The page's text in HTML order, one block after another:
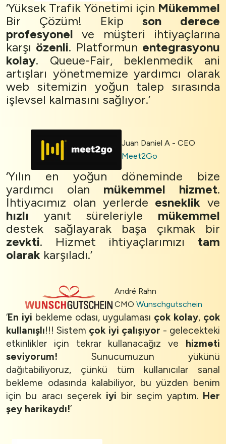
‘Yüksek Trafik Yönetimi için Mükemmel
Bir Çözüm! Ekip son derece
profesyonel ve müşteri ihtiyaçlarına
karşı özenli. Platformun entegrasyonu
kolay. Queue-Fair, beklenmedik ani
artışları yönetmemize yardımcı olarak
web sitemizin yoğun talep sırasında
işlevsel kalmasını sağlıyor.’
Juan Daniel A - CEO
Meet2Go
‘Yılın en yoğun döneminde bize
yardımcı olan mükemmel hizmet.
İhtiyacımız olan yerlerde esneklik ve
hızlı yanıt süreleriyle mükemmel
destek sağlayarak başa çıkmak bir
zevkti. Hizmet ihtiyaçlarımızı tam
olarak karşıladı.’
André Rahn
CMO Wunschgutschein
‘En iyi bekleme odası, uygulaması çok kolay, çok
kullanışlı!!! Sistem çok iyi çalışıyor - gelecekteki
etkinlikler için tekrar kullanacağız ve hizmeti
seviyorum! Sunucumuzun yükünü
dağıtabiliyoruz, çünkü tüm kullanıcılar sanal
bekleme odasında kalabiliyor, bu yüzden benim
için bu aracı seçerek iyi bir seçim yaptım. Her
şey harikaydı!’